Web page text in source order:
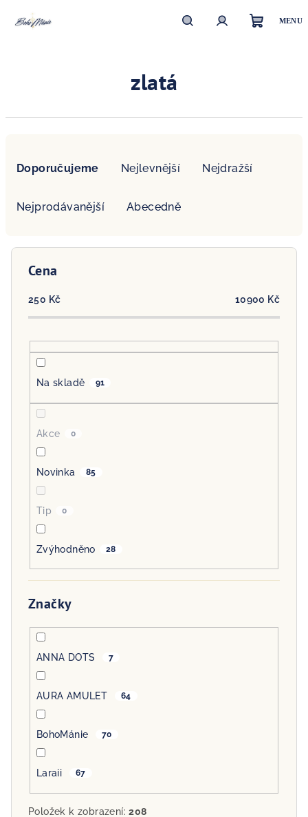
zlatá
Doporučujeme Nejlevnější Nejdražší
Nejprodávanější Abecedně
Cena
250 Kč 10900 Kč
Na skladě 91
Akce 0
Novinka 85
Tip 0
Zvýhodněno 28
Značky
ANNA DOTS 7
AURA AMULET 64
BohoMánie 70
Laraii 67
Položek k zobrazení:208